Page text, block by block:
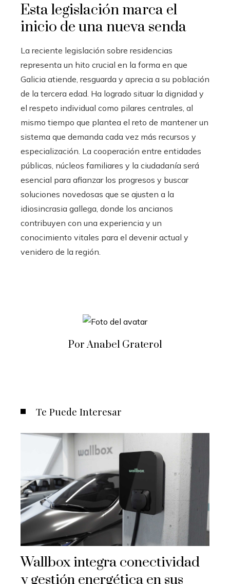
Esta legislación marca el
inicio de una nueva senda
La reciente legislación sobre residencias
representa un hito crucial en la forma en que
Galicia atiende, resguarda y aprecia a su población
de la tercera edad. Ha logrado situar la dignidad y
el respeto individual como pilares centrales, al
mismo tiempo que plantea el reto de mantener un
sistema que demanda cada vez más recursos y
especialización. La cooperación entre entidades
públicas, núcleos familiares y la ciudadanía será
esencial para afianzar los progresos y buscar
soluciones novedosas que se ajusten a la
idiosincrasia gallega, donde los ancianos
contribuyen con una experiencia y un
conocimiento vitales para el devenir actual y
venidero de la región.
Por Anabel Graterol
Te Puede Interesar
Wallbox integra conectividad
y gestión energética en sus